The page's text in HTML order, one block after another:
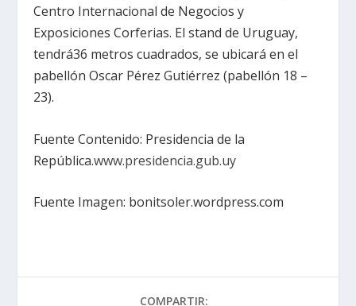
Centro Internacional de Negocios y
Exposiciones Corferias. El stand de Uruguay,
tendrá36 metros cuadrados, se ubicará en el
pabellón Oscar Pérez Gutiérrez (pabellón 18 –
23).
Fuente Contenido: Presidencia de la
República.www.presidencia.gub.uy
Fuente Imagen: bonitsoler.wordpress.com
COMPARTIR: